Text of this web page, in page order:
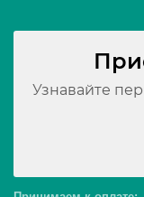
Узнавайте